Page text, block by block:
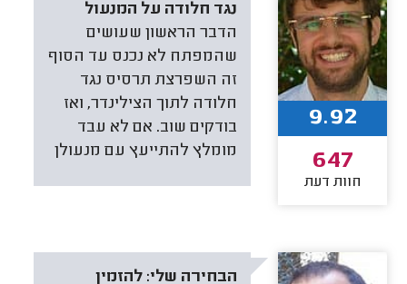
נגד חלודה על המנעול
הדבר הראשון שעושים
שהמפתח לא נכנס עד הסוף
זה השפרצת תרסיס נגד
חלודה לתוך הצילינדר, ואז
בודקים שוב. אם לא עבד
מומלץ להתייעץ עם מנעולן
9.92
647
חוות דעת
הבחירה שלי: להזמין